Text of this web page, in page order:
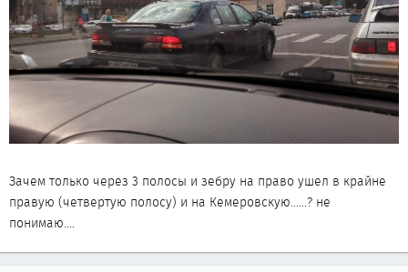
Зачем только через 3 полосы и зебру на право ушел в крайне
правую (четвертую полосу) и на Кемеровскую......? не
понимаю....